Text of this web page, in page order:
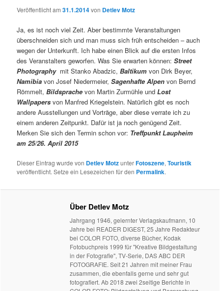
Veröffentlicht am31.1.2014von Detlev Motz
Ja, es ist noch viel Zeit. Aber bestimmte Veranstaltungen
überschneiden sich und man muss sich früh entscheiden – auch
wegen der Unterkunft. Ich habe einen Blick auf die ersten Infos
des Veranstalters geworfen. Was Sie erwarten können:Street
Photographymit Stanko Abadzic,Baltikum von Dirk Beyer,
Namibia von Josef Niedermeier, Sagenhafte Alpen von Bernd
Römmelt,Bildsprache von Martin Zurmühle undLost
Wallpapers von Manfred Kriegelstein. Natürlich gibt es noch
andere Ausstellungen und Vorträge, aber diese verrate ich zu
einem anderen Zeitpunkt. Dafür ist ja noch genügend Zeit.
Merken Sie sich den Termin schon vor: Treffpunkt Laupheim
am 25/26. April 2015
Dieser Eintrag wurde von Detlev MotzunterFotoszene,Touristik
veröffentlicht. Setze ein Lesezeichen für den Permalink.
Über Detlev Motz
Jahrgang 1946, gelernter Verlagskaufmann, 10
Jahre bei READER DIGEST, 25 Jahre Redakteur
bei COLOR FOTO, diverse Bücher, Kodak
Fotobuchpreis 1999 für "Kreative Bildgestaltung
in der Fotografie", TV-Serie, DAS ABC DER
FOTOGRAFIE. Seit 21 Jahren mit meiner Frau
zusammen, die ebenfalls gerne und sehr gut
fotografiert. Ab 2018 zwei 2seitige Berichte in